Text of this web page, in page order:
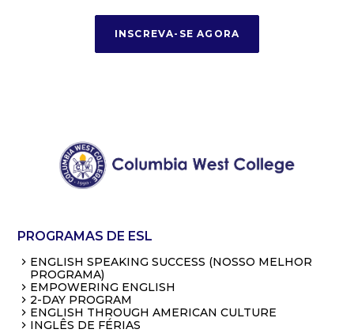
INSCREVA-SE AGORA
PROGRAMAS DE ESL
ENGLISH SPEAKING SUCCESS (NOSSO MELHOR
PROGRAMA)
EMPOWERING ENGLISH
2-DAY PROGRAM
ENGLISH THROUGH AMERICAN CULTURE
INGLÊS DE FÉRIAS